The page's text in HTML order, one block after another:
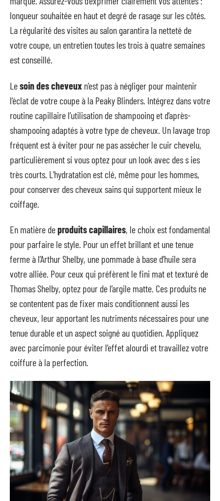
longueur souhaitée en haut et degré de rasage sur les côtés.
La régularité des visites au salon garantira la netteté de
votre coupe, un entretien toutes les trois à quatre semaines
est conseillé.
Lesoin des cheveux n’est pas à négliger pour maintenir
l’éclat de votre coupe à la Peaky Blinders. Intégrez dans votre
routine capillaire l’utilisation de shampooing et d’après-
shampooing adaptés à votre type de cheveux. Un lavage trop
fréquent est à éviter pour ne pas assécher le cuir chevelu,
particulièrement si vous optez pour un look avec des s ies
très courts. L’hydratation est clé, même pour les hommes,
pour conserver des cheveux sains qui supportent mieux le
coiffage.
En matière deproduits capillaires, le choix est fondamental
pour parfaire le style. Pour un effet brillant et une tenue
ferme à l’Arthur Shelby, une pommade à base d’huile sera
votre alliée. Pour ceux qui préfèrent le fini mat et texturé de
Thomas Shelby, optez pour de l’argile matte. Ces produits ne
se contentent pas de fixer mais conditionnent aussi les
cheveux, leur apportant les nutriments nécessaires pour une
tenue durable et un aspect soigné au quotidien. Appliquez
avec parcimonie pour éviter l’effet alourdi et travaillez votre
coiffure à la perfection.